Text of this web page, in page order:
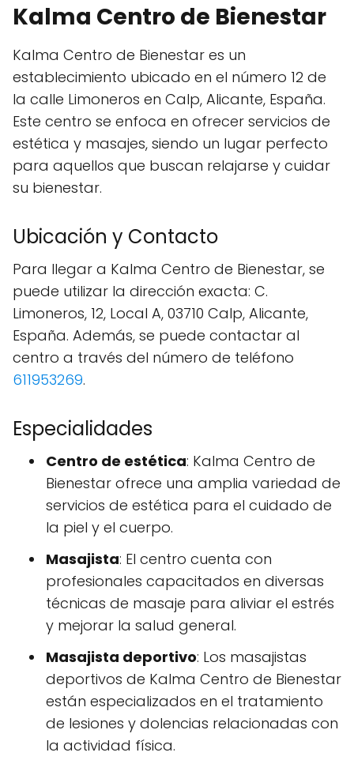
Kalma Centro de Bienestar
Kalma Centro de Bienestar es un
establecimiento ubicado en el número 12 de
la calle Limoneros en Calp, Alicante, España.
Este centro se enfoca en ofrecer servicios de
estética y masajes, siendo un lugar perfecto
para aquellos que buscan relajarse y cuidar
su bienestar.
Ubicación y Contacto
Para llegar a Kalma Centro de Bienestar, se
puede utilizar la dirección exacta: C.
Limoneros, 12, Local A, 03710 Calp, Alicante,
España. Además, se puede contactar al
centro a través del número de teléfono
611953269.
Especialidades
Centro de estética: Kalma Centro de
Bienestar ofrece una amplia variedad de
servicios de estética para el cuidado de
la piel y el cuerpo.
Masajista: El centro cuenta con
profesionales capacitados en diversas
técnicas de masaje para aliviar el estrés
y mejorar la salud general.
Masajista deportivo: Los masajistas
deportivos de Kalma Centro de Bienestar
están especializados en el tratamiento
de lesiones y dolencias relacionadas con
la actividad física.